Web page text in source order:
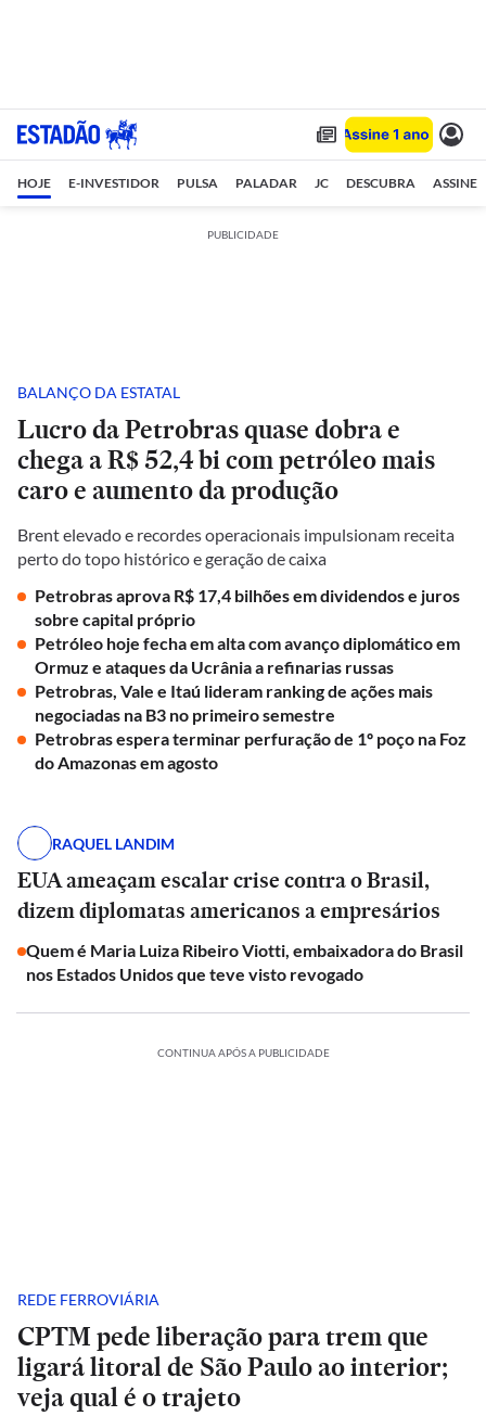
HOJE E-INVESTIDOR PULSA PALADAR JC DESCUBRA ASSINE
PUBLICIDADE
BALANÇO DA ESTATAL
Lucro da Petrobras quase dobra e
chega a R$ 52,4 bi com petróleo mais
caro e aumento da produção
Brent elevado e recordes operacionais impulsionam receita
perto do topo histórico e geração de caixa
Petrobras aprova R$ 17,4 bilhões em dividendos e juros
sobre capital próprio
Petróleo hoje fecha em alta com avanço diplomático em
Ormuz e ataques da Ucrânia a refinarias russas
Petrobras, Vale e Itaú lideram ranking de ações mais
negociadas na B3 no primeiro semestre
Petrobras espera terminar perfuração de 1º poço na Foz
do Amazonas em agosto
RAQUEL LANDIM
EUA ameaçam escalar crise contra o Brasil,
dizem diplomatas americanos a empresários
Quem é Maria Luiza Ribeiro Viotti, embaixadora do Brasil
nos Estados Unidos que teve visto revogado
CONTINUA APÓS A PUBLICIDADE
REDE FERROVIÁRIA
CPTM pede liberação para trem que
ligará litoral de São Paulo ao interior;
veja qual é o trajeto